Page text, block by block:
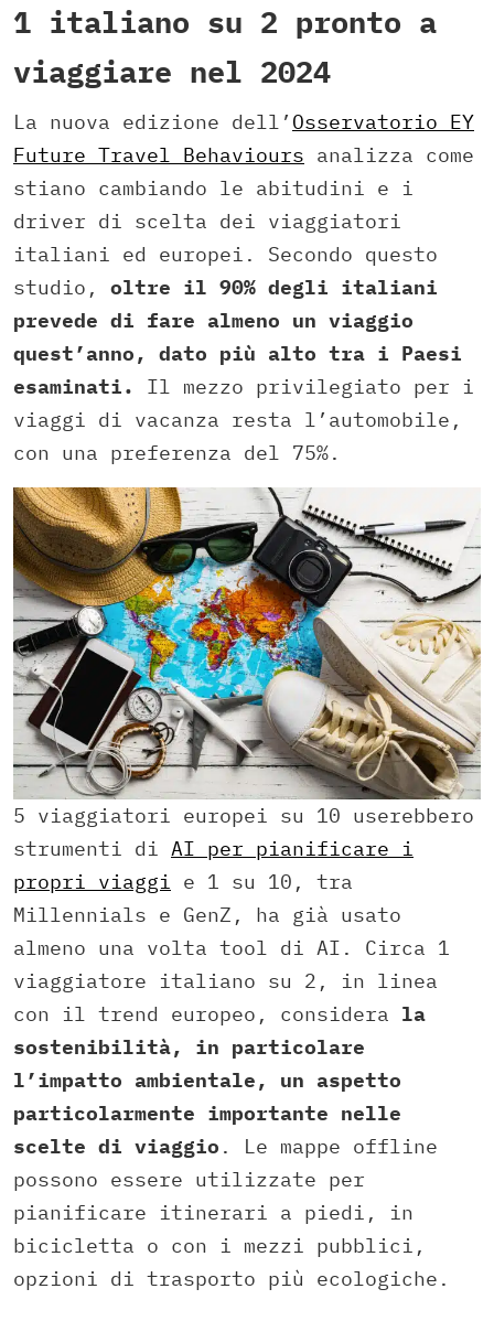
1 italiano su 2 pronto a
viaggiare nel 2024
La nuova edizione dell’ Osservatorio EY
Future Travel Behaviours analizza come
stiano cambiando le abitudini e i
driver di scelta dei viaggiatori
italiani ed europei. Secondo questo
studio, oltre il 90% degli italiani
prevede di fare almeno un viaggio
quest’anno, dato più alto tra i Paesi
esaminati.
Il mezzo privilegiato per i
viaggi di vacanza resta l’automobile,
con una preferenza del 75%.
5 viaggiatori europei su 10 userebbero
strumenti di AI per pianificare i
propri viaggi e 1 su 10, tra
Millennials e GenZ, ha già usato
almeno una volta tool di AI. Circa 1
viaggiatore italiano su 2, in linea
con il trend europeo, considera la
sostenibilità, in particolare
l’impatto ambientale, un aspetto
particolarmente importante nelle
scelte di viaggio . Le mappe offline
possono essere utilizzate per
pianificare itinerari a piedi, in
bicicletta o con i mezzi pubblici,
opzioni di trasporto più ecologiche.